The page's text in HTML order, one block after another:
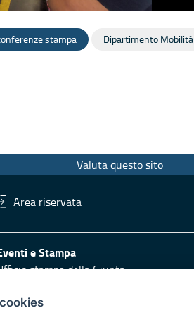
stampa Dipartimento Mobilità
Valuta questo sito
Area riservata
e Stampa
stampa della Giunta
Logo e identità regionale